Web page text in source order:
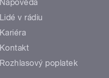
Nápověda
Lidé v rádiu
Kariéra
Kontakt
Rozhlasový poplatek